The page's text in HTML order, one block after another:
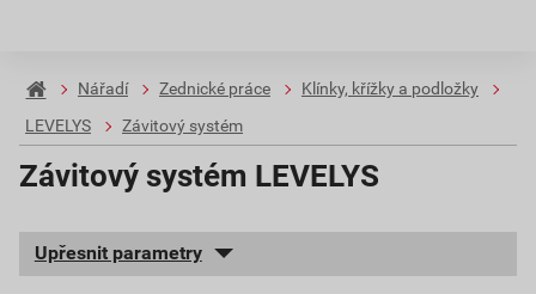
Nářadí Zednické práce
Klínky, křížky a podložky
LEVELYS
Závitový systém
Závitový systém LEVELYS
Upřesnit parametry